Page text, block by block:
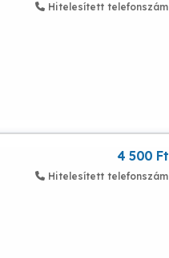
Hitelesített telefonszám
4 500 Ft
Hitelesített telefonszám